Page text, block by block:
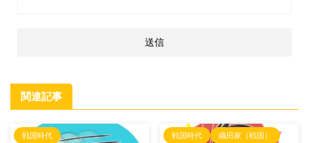
関連記事
戦国時代 戦国時代 織田家（戦国）